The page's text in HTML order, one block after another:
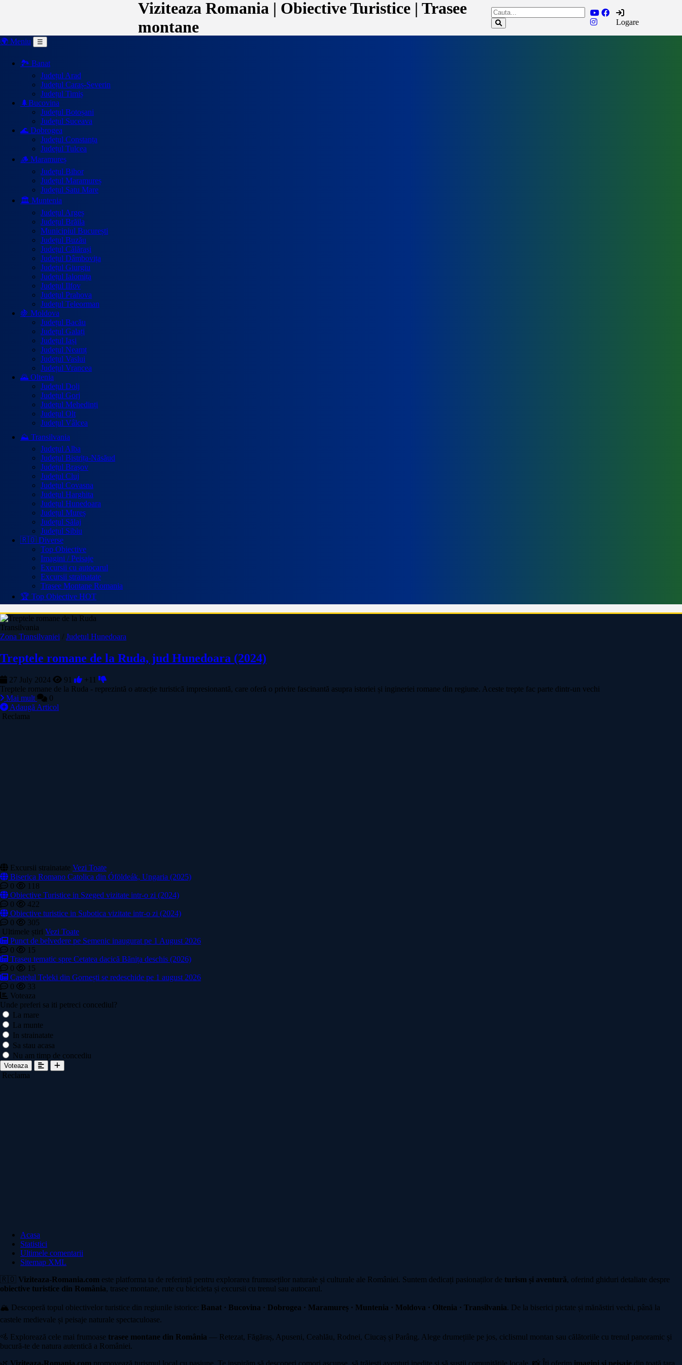
Viziteaza Romania | Obiective Turistice | Trasee
montane
Logare
🌍 Meniu ☰
🏞️ Banat
Județul Arad
Județul Caraș-Severin
Județul Timiș
🌲Bucovina
Județul Botoșani
Județul Suceava
🌊 Dobrogea
Județul Constanța
Județul Tulcea
🪵 Maramureș
Județul Bihor
Județul Maramureș
Județul Satu Mare
🏛️ Muntenia
Județul Argeș
Județul Brăila
Municipiul București
Județul Buzău
Județul Călărași
Județul Dâmbovița
Județul Giurgiu
Județul Ialomița
Județul Ilfov
Județul Prahova
Județul Teleorman
🍇 Moldova
Județul Bacău
Județul Galați
Județul Iași
Județul Neamț
Județul Vaslui
Județul Vrancea
🌄 Oltenia
Județul Dolj
Județul Gorj
Județul Mehedinți
Județul Olt
Județul Vâlcea
⛰️ Transilvania
Județul Alba
Județul Bistrița-Năsăud
Județul Brașov
Județul Cluj
Județul Covasna
Județul Harghita
Județul Hunedoara
Județul Mureș
Județul Sălaj
Județul Sibiu
🇷🇴 Diverse
Top Obiective
Imagini / Peisaje
Excursii cu autocarul
Excursii strainatate
Trasee Montane Romania
🏆 Top Obiective HOT
Transilvania
Zona Transilvaniei / Judetul Hunedoara
Treptele romane de la Ruda, jud Hunedoara (2024)
27 July 2024 91
+11
Treptele romane de la Ruda - reprezintă o atracție turistică impresionantă, care oferă o privire fascinantă asupra istoriei și ingineriei romane din regiune. Aceste trepte fac parte dintr-un vechi
Mai mult
0
Adaugă Articol
Reclama
Excursii strainatate Vezi Toate
Biserica Romano Catolica din Óföldeák, Ungaria (2025)
0
118
Obiective Turistice in Szeged vizitate intr-o zi (2024)
0
422
Obiective turistice in Subotica vizitate intr-o zi (2024)
0
305
Ultimele știri Vezi Toate
Punct de belvedere pe Semenic inaugurat pe 1 August 2026
0
15
Traseu tematic spre Cetatea dacică Bănița deschis (2026)
0
15
Castelul Teleki din Gornești se redeschide pe 1 august 2026
0
33
Voteaza
Unde preferi sa iti petreci concediul?
La mare
La munte
In strainatate
Sa stau acasa
Nu am timp de concediu
Voteaza
Reclama
Acasa
Statistici
Ultimele comentarii
Sitemap XML
🇷🇴 Viziteaza-Romania.com este platforma ta de referință pentru explorarea frumuseților naturale și culturale ale României. Suntem dedicați pasionaților de turism și aventură, oferind ghiduri detaliate despre
obiective turistice din România, trasee montane, rute cu bicicleta și excursii cu trenul sau autocarul.
🏔️ Descoperă topul obiectivelor turistice din regiunile istorice: Banat · Bucovina · Dobrogea · Maramureș · Muntenia · Moldova · Oltenia · Transilvania. De la biserici pictate și mănăstiri vechi, până la
castele medievale și peisaje naturale spectaculoase.
🚵 Explorează cele mai frumoase trasee montane din România — Retezat, Făgăraș, Apuseni, Ceahlău, Rodnei, Ciucaș și Parâng. Alege drumețiile pe jos, ciclismul montan sau călătoriile cu trenul panoramic și
bucură-te de natura autentică a României.
🌿 Viziteaza-Romania.com promovează turismul local cu pasiune. Te inspirăm să descoperi comori ascunse, să trăiești aventuri inedite și să susții comunitățile locale. 📸 Îți oferim imagini și peisaje din toată țara